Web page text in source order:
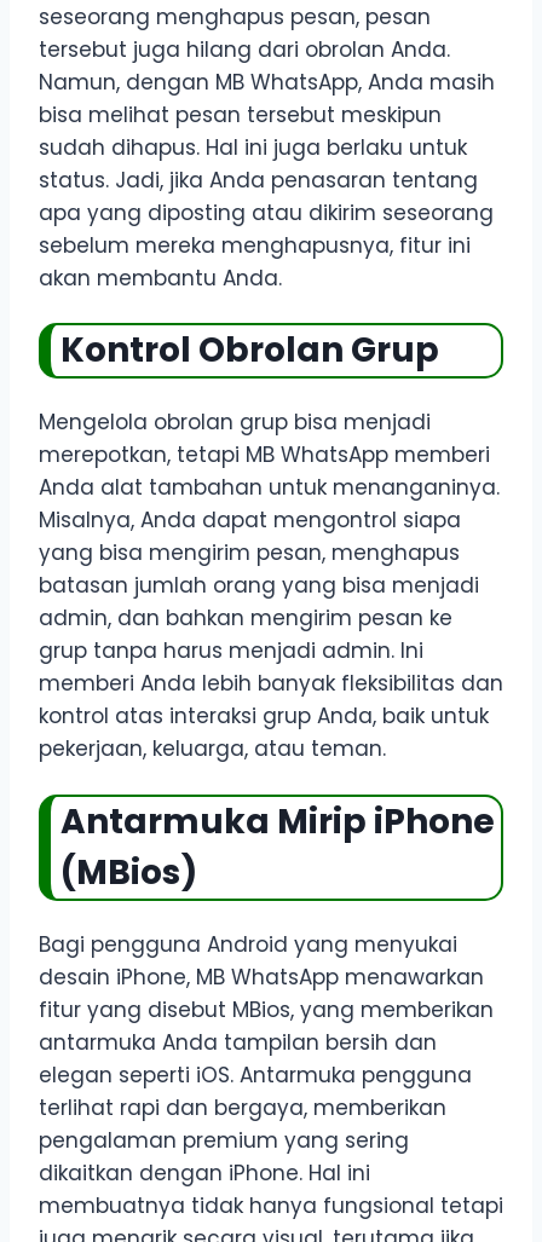
seseorang menghapus pesan, pesan
tersebut juga hilang dari obrolan Anda.
Namun, dengan MB WhatsApp, Anda masih
bisa melihat pesan tersebut meskipun
sudah dihapus. Hal ini juga berlaku untuk
status. Jadi, jika Anda penasaran tentang
apa yang diposting atau dikirim seseorang
sebelum mereka menghapusnya, fitur ini
akan membantu Anda.
Kontrol Obrolan Grup
Mengelola obrolan grup bisa menjadi
merepotkan, tetapi MB WhatsApp memberi
Anda alat tambahan untuk menanganinya.
Misalnya, Anda dapat mengontrol siapa
yang bisa mengirim pesan, menghapus
batasan jumlah orang yang bisa menjadi
admin, dan bahkan mengirim pesan ke
grup tanpa harus menjadi admin. Ini
memberi Anda lebih banyak fleksibilitas dan
kontrol atas interaksi grup Anda, baik untuk
pekerjaan, keluarga, atau teman.
Antarmuka Mirip iPhone
(MBios)
Bagi pengguna Android yang menyukai
desain iPhone, MB WhatsApp menawarkan
fitur yang disebut MBios, yang memberikan
antarmuka Anda tampilan bersih dan
elegan seperti iOS. Antarmuka pengguna
terlihat rapi dan bergaya, memberikan
pengalaman premium yang sering
dikaitkan dengan iPhone. Hal ini
membuatnya tidak hanya fungsional tetapi